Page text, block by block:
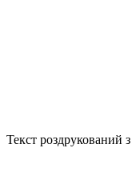
Текст роздрукований з